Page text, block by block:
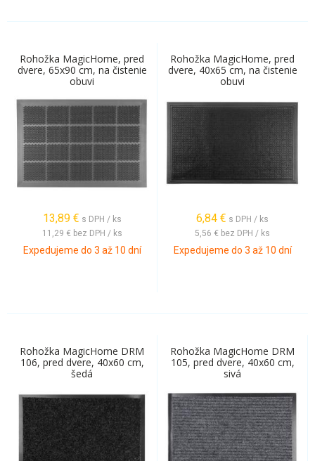
Rohožka MagicHome, pred
dvere, 65x90 cm, na čistenie
obuvi
13,89 € s DPH / ks
11,29 € bez DPH / ks
Expedujeme do 3 až 10 dní
Rohožka MagicHome, pred
dvere, 40x65 cm, na čistenie
obuvi
6,84 € s DPH / ks
5,56 € bez DPH / ks
Expedujeme do 3 až 10 dní
Rohožka MagicHome DRM
106, pred dvere, 40x60 cm,
šedá
Rohožka MagicHome DRM
105, pred dvere, 40x60 cm,
sivá